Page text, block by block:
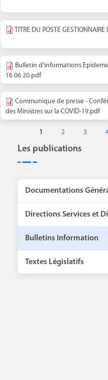
TITRE DU POSTE
Bulletin d'informations
16 06 20.pdf
Communique de presse -
des Ministres sur la COVID-19.pdf
1 2 3
Les publications
Documentations
Directions Services et
Bulletins Information
Textes Législatifs